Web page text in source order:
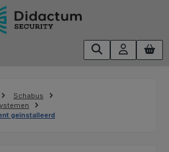
Schabus
geïnstalleerd